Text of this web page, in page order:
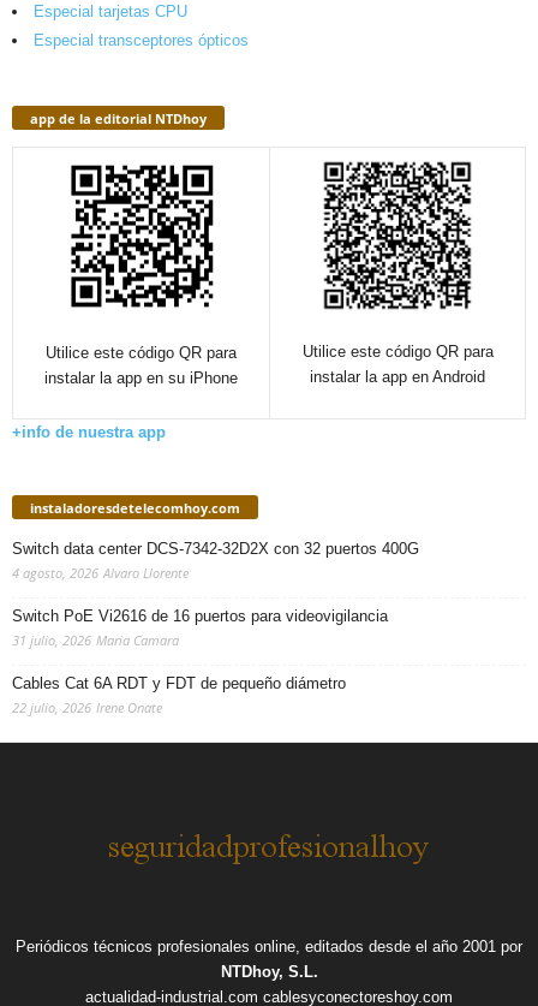
Especial tarjetas CPU
Especial transceptores ópticos
app de la editorial NTDhoy
Utilice este código QR para
instalar la app en su iPhone
Utilice este código QR para
instalar la app en Android
+info de nuestra app
instaladoresdetelecomhoy.com
Switch data center DCS-7342-32D2X con 32 puertos 400G
4 agosto, 2026 Alvaro Llorente
Switch PoE Vi2616 de 16 puertos para videovigilancia
31 julio, 2026 Maria Camara
Cables Cat 6A RDT y FDT de pequeño diámetro
22 julio, 2026 Irene Onate
Periódicos técnicos profesionales online, editados desde el año 2001 por
NTDhoy, S.L.
actualidad-industrial.com cablesyconectoreshoy.com